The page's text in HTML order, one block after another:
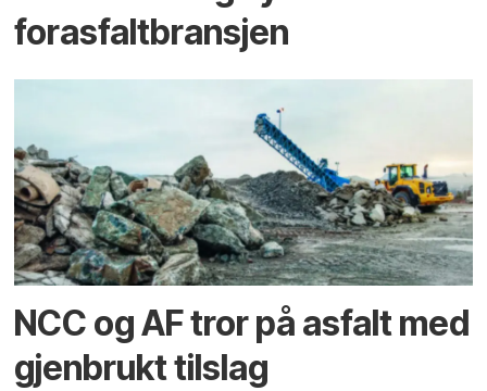
forasfaltbransjen
NCC og AF tror på asfalt med
gjenbrukt tilslag